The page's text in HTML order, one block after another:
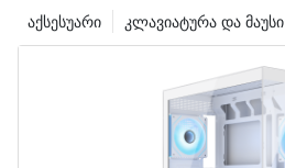
კლავიატურა და მაუსი
აქსესუარი